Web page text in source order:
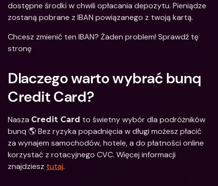
dostępne środki w chwili opłacania depozytu. Pieniądze
zostaną pobrane z IBAN powiązanego z twoją kartą.
Chcesz zmienić ten IBAN? Żaden problem! Sprawdź tę
stronę
Dlaczego warto wybrać bunq
Credit Card?
Nasza Credit Card to świetny wybór dla podróżników
bunq 🌎 Bez ryzyka popadnięcia w długi możesz płacić
za wynajem samochodów, hotele, a do płatności online
korzystać z rotacyjnego CVC. Więcej informacji
znajdziesz tutaj.